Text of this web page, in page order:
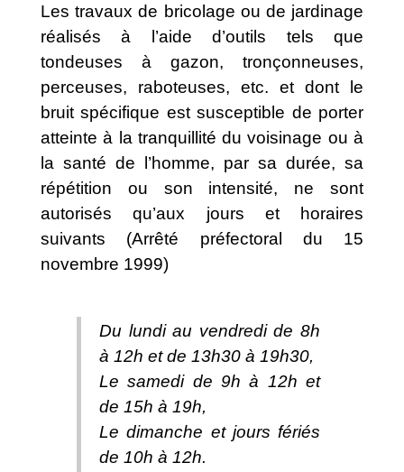
Les travaux de bricolage ou de jardinage
réalisés à l’aide d’outils tels que
tondeuses à gazon, tronçonneuses,
perceuses, raboteuses, etc. et dont le
bruit spécifique est susceptible de porter
atteinte à la tranquillité du voisinage ou à
la santé de l’homme, par sa durée, sa
répétition ou son intensité, ne sont
autorisés qu’aux jours et horaires
suivants (Arrêté préfectoral du 15
novembre 1999)
Du lundi au vendredi de 8h
à 12h et de 13h30 à 19h30,
Le samedi de 9h à 12h et
de 15h à 19h,
Le dimanche et jours fériés
de 10h à 12h.